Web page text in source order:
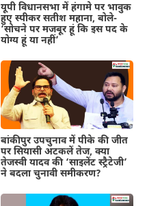
यूपी विधानसभा में हंगामे पर भावुक
हुए स्पीकर सतीश महाना, बोले-
‘सोचने पर मजबूर हूं कि इस पद के
योग्य हूं या नहीं’
बांकीपुर उपचुनाव में पीके की जीत
पर सियासी अटकलें तेज, क्या
तेजस्वी यादव की ‘साइलेंट स्ट्रैटेजी’
ने बदला चुनावी समीकरण?